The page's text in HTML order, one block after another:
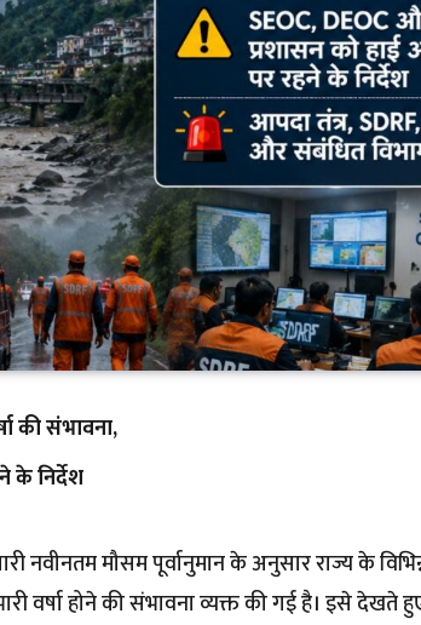
की संभावना,
के निर्देश
नवीनतम मौसम पूर्वानुमान के अनुसार राज्य के
वर्षा होने की संभावना व्यक्त की गई है। इसे देखते